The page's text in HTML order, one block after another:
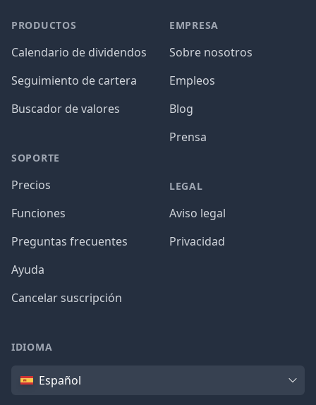
PRODUCTOS
Calendario de dividendos
Seguimiento de cartera
Buscador de valores
SOPORTE
Precios
Funciones
Preguntas frecuentes
Ayuda
Cancelar suscripción
EMPRESA
Sobre nosotros
Empleos
Blog
Prensa
LEGAL
Aviso legal
Privacidad
IDIOMA
IdiomaEspañol